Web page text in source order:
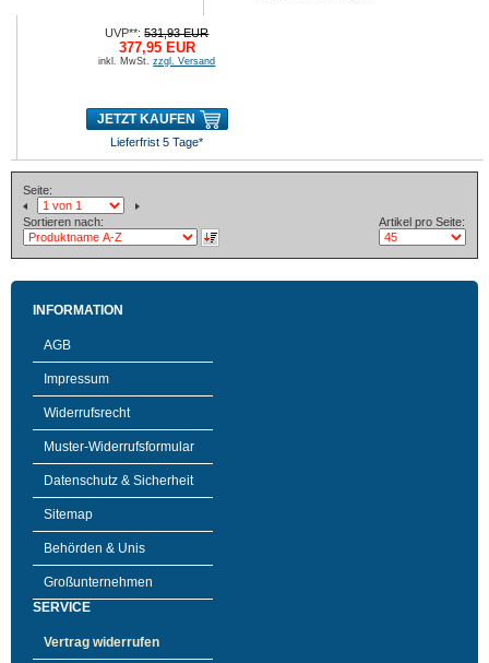
UVP**:531,93 EUR
377,95 EUR
inkl. MwSt.zzgl. Versand
JETZT KAUFEN
Lieferfrist 5 Tage*
Seite:
Sortieren nach: Artikel pro Seite:
INFORMATION
AGB
Impressum
Widerrufsrecht
Muster-Widerrufsformular
Datenschutz & Sicherheit
Sitemap
Behörden & Unis
Großunternehmen
SERVICE
Vertrag widerrufen